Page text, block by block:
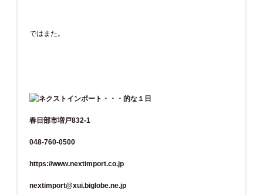
ではまた。
春日部市増戸832-1
048-760-0500
https://www.nextimport.co.jp
nextimport@xui.biglobe.ne.jp